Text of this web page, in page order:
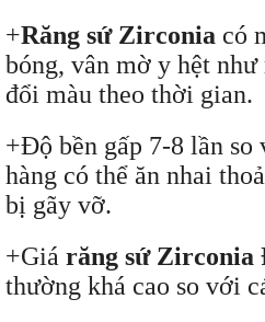
+Răng sứ Zirconia có
bóng, vân mờ y hệt
đổi màu theo thời gian.
+Độ bền gấp 7-8 lần so
hàng có thể ăn nhai
bị gãy vỡ.
+Giá răng sứ Zirconia
thường khá cao so với